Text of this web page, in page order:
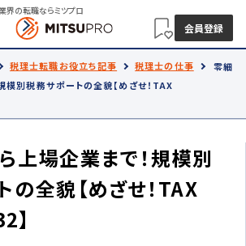
界の転職ならミツプロ
会員登録
税理士転職お役立ち記事 税理士の仕事
零細
模別税務サポートの全貌【めざせ！TAX
上場企業まで！規模別
の全貌【めざせ！TAX
】